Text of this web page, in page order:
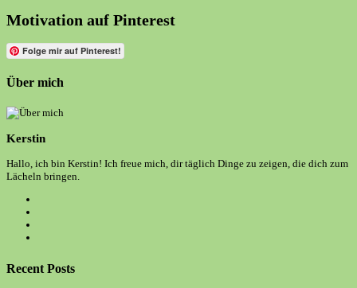
Motivation auf Pinterest
Folge mir auf Pinterest!
Über mich
Kerstin
Hallo, ich bin Kerstin! Ich freue mich, dir täglich Dinge zu zeigen, die dich zum
Lächeln bringen.
tab
new
tab
a
new
Recent Posts